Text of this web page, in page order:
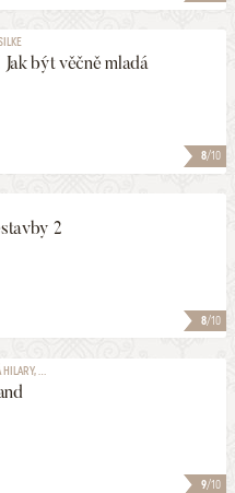
8/10
být věčně mladá
8/10
2
9/10
...